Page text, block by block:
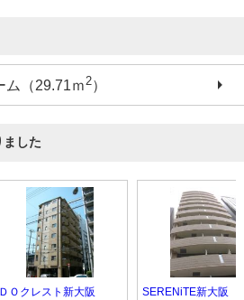
（29.71ｍ2）
ました
ＤＯクレスト新大阪
SERENiTE新大阪